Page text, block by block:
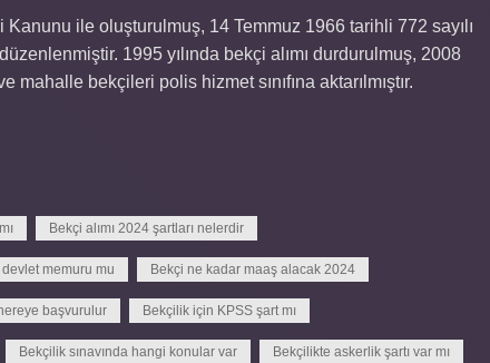
ile oluşturulmuş, 14 Temmuz 1966 tarihli 772 sayılı
1995 yılında bekçi alımı durdurulmuş, 2008
mahalle bekçileri polis hizmet sınıfına aktarılmıştır.
Bekçi alımı 2024 şartları nelerdir
devlet memuru mu Bekçi ne kadar maaş alacak 2024
başvurulur Bekçilik için KPSS şart mı
Bekçilik sınavında hangi konular var Bekçilikte askerlik şartı var mı